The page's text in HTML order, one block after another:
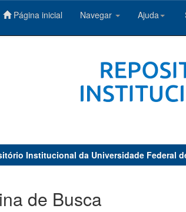
Página inicial Navegar Ajuda
Institucional da Universidade Federal
de Busca